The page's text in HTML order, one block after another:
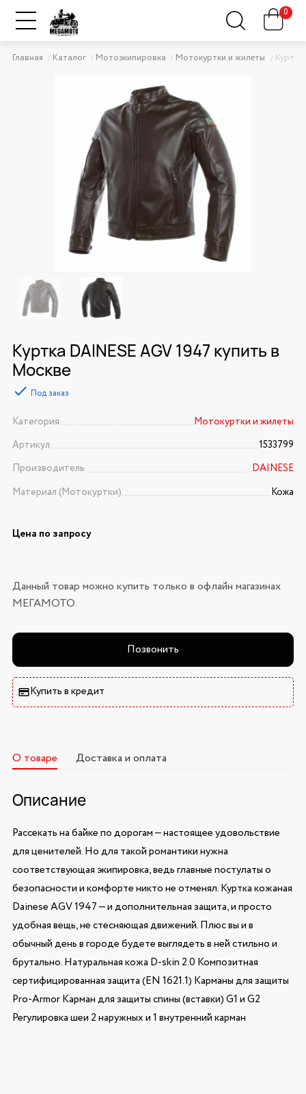
0
Главная Каталог Мотоэкипировка Мотокуртки и жилеты
Куртка DAINESE AGV 1947 купить в
Москве
Под заказ
Категория
Мотокуртки и жилеты
Артикул
1533799
Производитель
DAINESE
Материал (Мотокуртки)
Кожа
Цена по запросу
Данный товар можно купить только в офлайн магазинах
МЕГАМОТО.
Позвонить
Купить в кредит
О товаре Доставка и оплата
Описание
Рассекать на байке по дорогам — настоящее удовольствие
для ценителей. Но для такой романтики нужна
соответствующая экипировка, ведь главные постулаты о
безопасности и комфорте никто не отменял. Куртка кожаная
Dainese AGV 1947 — и дополнительная защита, и просто
удобная вещь, не стесняющая движений. Плюс вы и в
обычный день в городе будете выглядеть в ней стильно и
брутально. Натуральная кожа D-skin 2.0 Композитная
сертифицированная защита (EN 1621.1) Карманы для защиты
Pro-Armor Карман для защиты спины (вставки) G1 и G2
Регулировка шеи 2 наружных и 1 внутренний карман